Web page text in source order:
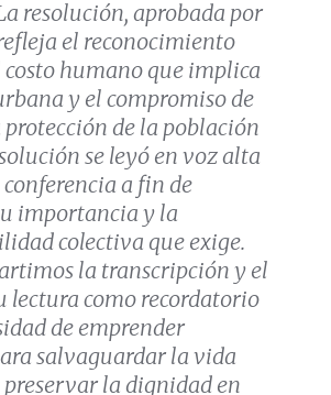
resolución, aprobada por
el reconocimiento
humano que implica
y el compromiso de
de la población
se leyó en voz alta
a fin de
importancia y la
colectiva que exige.
la transcripción y el
lectura como recordatorio
de emprender
salvaguardar la vida
la dignidad en